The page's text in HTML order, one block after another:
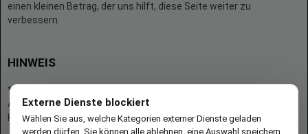
einen kleinen Betrag, der uns hilft, diese Seite weiter zu
verbessern.
HINWEIS
* = Afilliate-Link (=Werbung)
Als Amazon-Partner verdient der Seitenbetreiber an qualifizierten
Käufen.
Externe Dienste blockiert
Wählen Sie aus, welche Kategorien externer Dienste geladen
werden dürfen. Sie können alle ablehnen, eine Auswahl speichern